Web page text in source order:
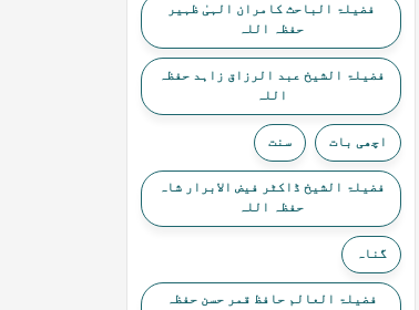
فضیلۃ الباحث کامران الہیٰ ظہیر
حفظہ اللہ
فضیلۃ الشیخ عبد الرزاق زاہد حفظہ
اللہ
اچھی بات سنت
فضیلۃ الشیخ ڈاکٹر فیض الابرار شاہ
حفظہ اللہ
گناہ
فضیلۃ العالم حافظ قمر حسن حفظہ